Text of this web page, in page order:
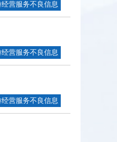
经营服务不良信息
经营服务不良信息
经营服务不良信息